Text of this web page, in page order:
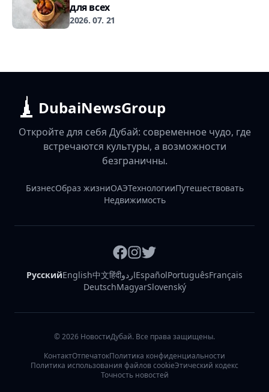
для всех
2026. 07. 21
DubaiNewsGroup
Откройте для себя Дубай: современное чудо, где
встречаются культуры, а возможности
безграничны.
БизнесОбраз жизниОАЭТехнологииПутешествовать
Недвижимость
РусскийEnglish中文हिंदीاردوEspañolPortuguêsFrançais
DeutschMagyarSlovenský
©2026 НовостиДубай. Все права защищены.
КонтактОтпечатокПолитика конфиденциальности
Политика использования файлов cookieЭтический кодекс
Точность новостей